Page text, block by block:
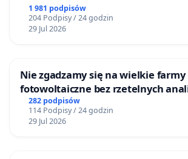
1 981 podpisów
204 Podpisy / 24 godzin
29 Jul 2026
Nie zgadzamy się na wielkie farmy
fotowoltaiczne bez rzetelnych
mieszkańców
282 podpisów
114 Podpisy / 24 godzin
29 Jul 2026